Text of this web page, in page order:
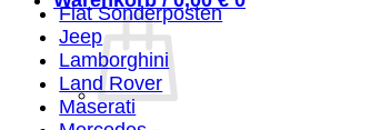
Fiat Sonderposten
Jeep
Lamborghini
Land Rover
Maserati